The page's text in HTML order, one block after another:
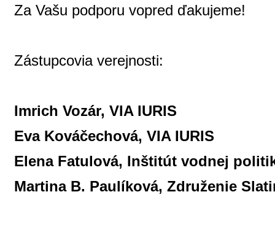
Za Vašu podporu vopred ďakujeme!
Zástupcovia verejnosti:
Imrich Vozár, VIA IURIS
Eva Kováčechová, VIA IURIS
Elena Fatulová, Inštitút vodnej
Martina B. Paulíková, Združenie